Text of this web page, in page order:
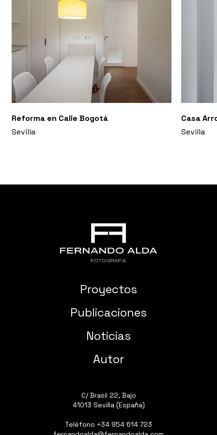
que nos permite configurar el acceso al baño y,
sobre la escalera, acotar el espacio de tránsito
enmarcando la fábrica medianera, única superficie
que despojamos de revestimiento dejando
expuesta la tierra que la construye. Tanto paredes
como forjados se pintan con cal, en color blanco,
destacando la volumetría de los elementos
expuestos a la luz cambiante.
Reforma en Calle Bogotá
Sevilla
Casa
Sevilla
Proyectos
Publicaciones
Noticias
Autor
C/ Brasil 22, Bajo
41013 Sevilla (España)
Teléfono +34 954 614 723